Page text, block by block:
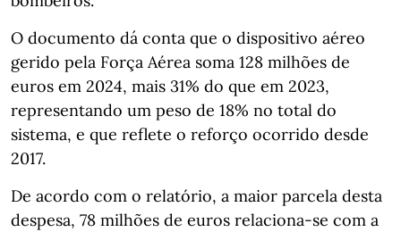
O documento dá conta que o dispositivo aéreo
gerido pela Força Aérea soma 128 milhões de
euros em 2024, mais 31% do que em 2023,
representando um peso de 18% no total do
sistema, e que reflete o reforço ocorrido desde
2017.
De acordo com o relatório, a maior parcela desta
despesa, 78 milhões de euros relaciona-se com a